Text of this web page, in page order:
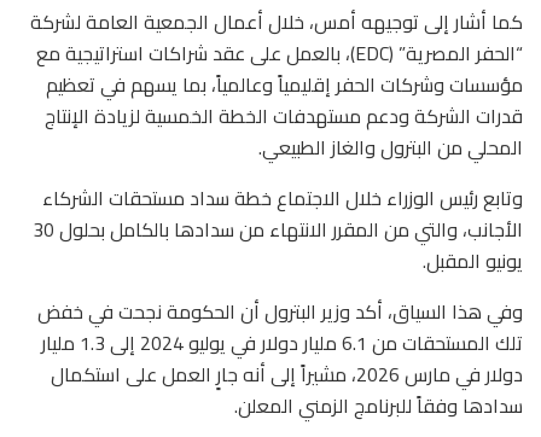
كما أشار إلى توجيهه أمس، خلال أعمال الجمعية العامة لشركة
“الحفر المصرية” (EDC)، بالعمل على عقد شراكات استراتيجية مع
مؤسسات وشركات الحفر إقليمياً وعالمياً، بما يسهم في تعظيم
قدرات الشركة ودعم مستهدفات الخطة الخمسية لزيادة الإنتاج
المحلي من البترول والغاز الطبيعي.
وتابع رئيس الوزراء خلال الاجتماع خطة سداد مستحقات الشركاء
الأجانب، والتي من المقرر الانتهاء من سدادها بالكامل بحلول 30
يونيو المقبل.
وفي هذا السياق، أكد وزير البترول أن الحكومة نجحت في خفض
تلك المستحقات من 6.1 مليار دولار في يوليو 2024 إلى 1.3 مليار
دولار في مارس 2026، مشيراً إلى أنه جارٍ العمل على استكمال
سدادها وفقاً للبرنامج الزمني المعلن.